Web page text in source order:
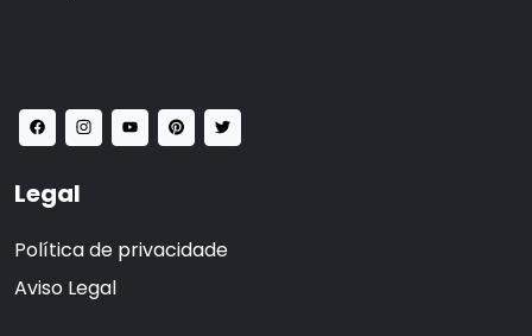
Legal
Política de privacidade
Aviso Legal